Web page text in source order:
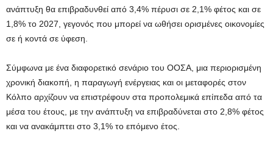
ανάπτυξη θα επιβραδυνθεί από 3,4% πέρυσι σε 2,1% φέτος και σε
1,8% το 2027, γεγονός που μπορεί να ωθήσει ορισμένες οικονομίες
σε ή κοντά σε ύφεση.
Σύμφωνα με ένα διαφορετικό σενάριο του ΟΟΣΑ, μια περιορισμένη
χρονική διακοπή, η παραγωγή ενέργειας και οι μεταφορές στον
Κόλπο αρχίζουν να επιστρέφουν στα προπολεμικά επίπεδα από τα
μέσα του έτους, με την ανάπτυξη να επιβραδύνεται στο 2,8% φέτος
και να ανακάμπτει στο 3,1% το επόμενο έτος.